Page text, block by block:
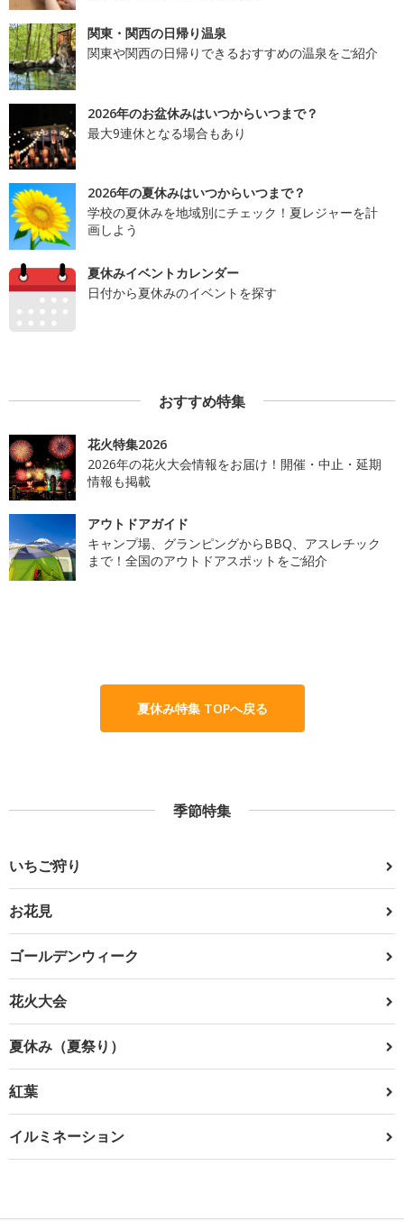
関東・関西の日帰り温泉
関東や関西の日帰りできるおすすめの温泉をご紹介
2026年のお盆休みはいつからいつまで？
最大9連休となる場合もあり
2026年の夏休みはいつからいつまで？
学校の夏休みを地域別にチェック！夏レジャーを計
画しよう
夏休みイベントカレンダー
日付から夏休みのイベントを探す
おすすめ特集
花火特集2026
2026年の花火大会情報をお届け！開催・中止・延期
情報も掲載
アウトドアガイド
キャンプ場、グランピングからBBQ、アスレチック
まで！全国のアウトドアスポットをご紹介
夏休み特集 TOPへ戻る
季節特集
いちご狩り
お花見
ゴールデンウィーク
花火大会
夏休み（夏祭り）
紅葉
イルミネーション